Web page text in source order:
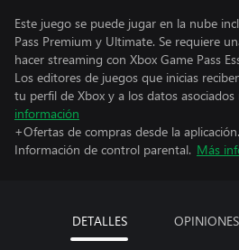
Este juego se puede jugar en la nube
Pass Premium y Ultimate. Se requiere
hacer streaming con Xbox Game Pass
Los editores de juegos que inicias
tu perfil de Xbox y a los datos asociados
información
+Ofertas de compras desde la aplicación.
Información de control parental. Más
DETALLES OPINIONES